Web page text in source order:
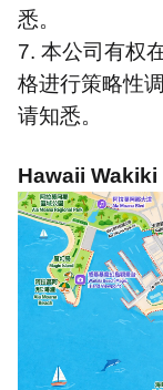
悉。
7. 本公司有权
格进行策略性
请知悉。
Hawaii